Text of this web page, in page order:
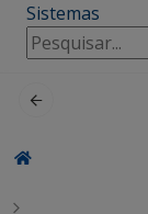
Sistemas
Pesquisar
por: